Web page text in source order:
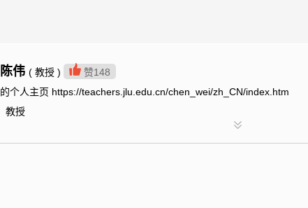
陈伟 ( 教授 ) 赞148
的个人主页 https://teachers.jlu.edu.cn/chen_wei/zh_CN/index.htm
教授